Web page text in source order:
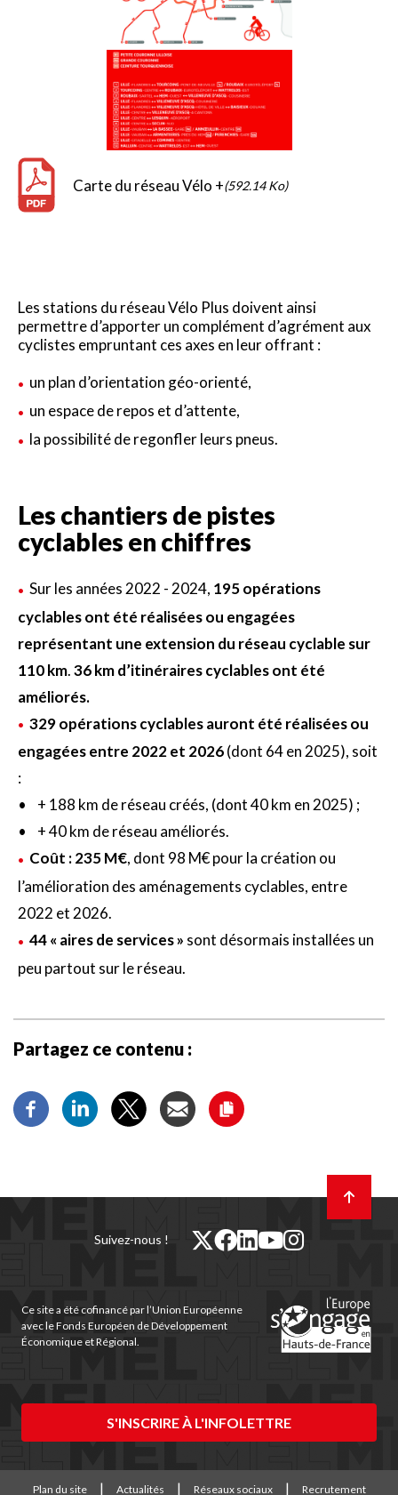
Carte du réseau Vélo +(592.14 Ko)
Les stations du réseau Vélo Plus doivent ainsi
permettre d’apporter un complément d’agrément aux
cyclistes empruntant ces axes en leur offrant :
un plan d’orientation géo-orienté,
un espace de repos et d’attente,
la possibilité de regonfler leurs pneus.
Les chantiers de pistes
cyclables en chiffres
Sur les années 2022 - 2024, 195 opérations
cyclables ont été réalisées ou engagées
représentant une extension du réseau cyclable sur
110 km.36 km d’itinéraires cyclables ont été
améliorés.
329 opérations cyclables auront été réalisées ou
engagées entre 2022 et 2026(dont 64 en 2025), soit
:
• + 188 km de réseau créés, (dont 40 km en 2025) ;
• + 40 km de réseau améliorés.
Coût : 235 M€, dont 98 M€ pour la création ou
l’amélioration des aménagements cyclables, entre
2022 et 2026.
44 « aires de services » sont désormais installées un
peu partout sur le réseau.
Partagez ce contenu :
Suivez-nous !
twitter
facebook
linkedin
fenêtre)
youtube
fenêtre)
instagram
fenêtre)
Ce site a été cofinancé par l’Union Européenne
avec le Fonds Européen de Développement
Économique et Régional.
S'INSCRIRE À L'INFOLETTRE
en
haut
Plan du site Actualités Réseaux sociaux Recrutement